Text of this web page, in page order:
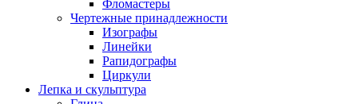
Фломастеры
Чертежные принадлежности
Изографы
Линейки
Рапидографы
Циркули
Лепка и скульптура